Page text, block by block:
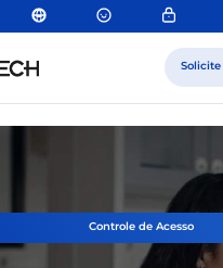
Controle de Acesso